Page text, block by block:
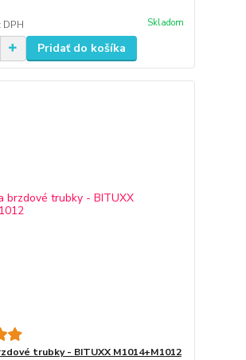
DPH Skladom
Pridať do košíka
trubky - BITUXX M1014+M1012